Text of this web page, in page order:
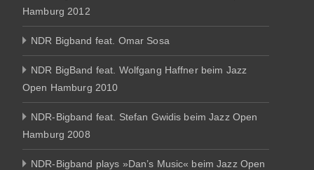
Hamburg 2012
NDR Bigband feat. Omar Sosa
NDR BigBand feat. Wolfgang Haffner beim Jazz
Open Hamburg 2010
NDR-Bigband feat. Stefan Gwidis beim Jazz Open
Hamburg 2008
NDR-Bigband plays »Dan’s Music« beim Jazz Open